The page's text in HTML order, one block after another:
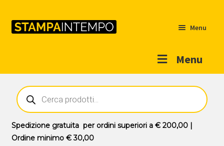
Menu
Menu
Outlet
Prodotti
Novità
Ricerca
prodotti
Spedizione gratuitaper ordini superiori a € 200,00|
Ordine minimo € 30,00